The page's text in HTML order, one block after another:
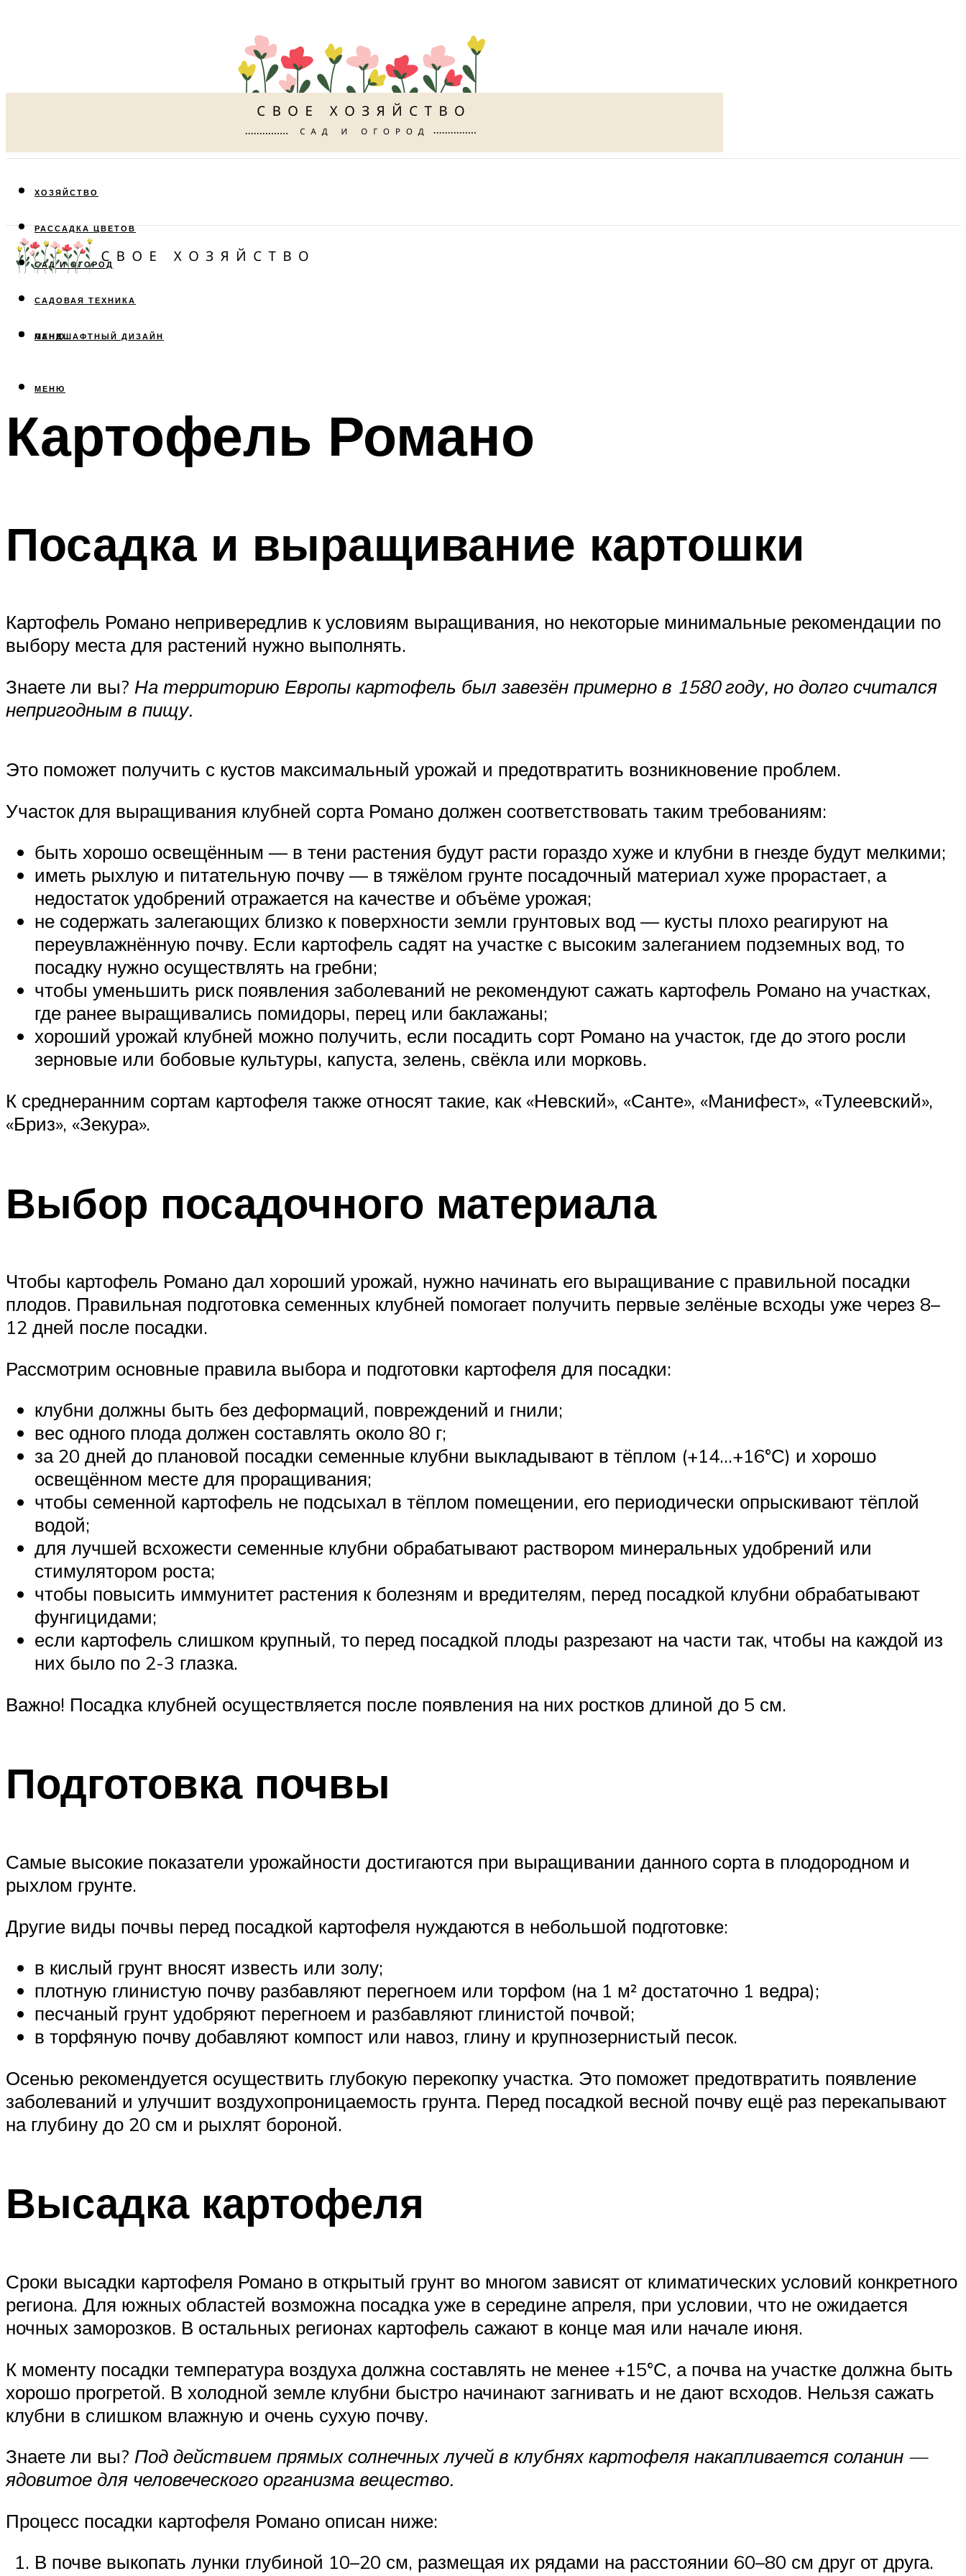
ХОЗЯЙСТВО
РАССАДКА ЦВЕТОВ
САД И ОГОРОД
САДОВАЯ ТЕХНИКА
ЛАНДШАФТНЫЙ ДИЗАЙН
МЕНЮ
МЕНЮ
Картофель Романо
Посадка и выращивание картошки
Картофель Романо непривередлив к условиям выращивания, но некоторые минимальные рекомендации по
выбору места для растений нужно выполнять.
Знаете ли вы? На территорию Европы картофель был завезён примерно в 1580 году, но долго считался
непригодным в пищу.
Это поможет получить с кустов максимальный урожай и предотвратить возникновение проблем.
Участок для выращивания клубней сорта Романо должен соответствовать таким требованиям:
быть хорошо освещённым — в тени растения будут расти гораздо хуже и клубни в гнезде будут мелкими;
иметь рыхлую и питательную почву — в тяжёлом грунте посадочный материал хуже прорастает, а
недостаток удобрений отражается на качестве и объёме урожая;
не содержать залегающих близко к поверхности земли грунтовых вод — кусты плохо реагируют на
переувлажнённую почву. Если картофель садят на участке с высоким залеганием подземных вод, то
посадку нужно осуществлять на гребни;
чтобы уменьшить риск появления заболеваний не рекомендуют сажать картофель Романо на участках,
где ранее выращивались помидоры, перец или баклажаны;
хороший урожай клубней можно получить, если посадить сорт Романо на участок, где до этого росли
зерновые или бобовые культуры, капуста, зелень, свёкла или морковь.
К среднеранним сортам картофеля также относят такие, как «Невский», «Санте», «Манифест», «Тулеевский»,
«Бриз», «Зекура».
Выбор посадочного материала
Чтобы картофель Романо дал хороший урожай, нужно начинать его выращивание с правильной посадки
плодов. Правильная подготовка семенных клубней помогает получить первые зелёные всходы уже через 8–
12 дней после посадки.
Рассмотрим основные правила выбора и подготовки картофеля для посадки:
клубни должны быть без деформаций, повреждений и гнили;
вес одного плода должен составлять около 80 г;
за 20 дней до плановой посадки семенные клубни выкладывают в тёплом (+14…+16°С) и хорошо
освещённом месте для проращивания;
чтобы семенной картофель не подсыхал в тёплом помещении, его периодически опрыскивают тёплой
водой;
для лучшей всхожести семенные клубни обрабатывают раствором минеральных удобрений или
стимулятором роста;
чтобы повысить иммунитет растения к болезням и вредителям, перед посадкой клубни обрабатывают
фунгицидами;
если картофель слишком крупный, то перед посадкой плоды разрезают на части так, чтобы на каждой из
них было по 2-3 глазка.
Важно! Посадка клубней осуществляется после появления на них ростков длиной до 5 см.
Подготовка почвы
Самые высокие показатели урожайности достигаются при выращивании данного сорта в плодородном и
рыхлом грунте.
Другие виды почвы перед посадкой картофеля нуждаются в небольшой подготовке:
в кислый грунт вносят известь или золу;
плотную глинистую почву разбавляют перегноем или торфом (на 1 м² достаточно 1 ведра);
песчаный грунт удобряют перегноем и разбавляют глинистой почвой;
в торфяную почву добавляют компост или навоз, глину и крупнозернистый песок.
Осенью рекомендуется осуществить глубокую перекопку участка. Это поможет предотвратить появление
заболеваний и улучшит воздухопроницаемость грунта. Перед посадкой весной почву ещё раз перекапывают
на глубину до 20 см и рыхлят бороной.
Высадка картофеля
Сроки высадки картофеля Романо в открытый грунт во многом зависят от климатических условий конкретного
региона. Для южных областей возможна посадка уже в середине апреля, при условии, что не ожидается
ночных заморозков. В остальных регионах картофель сажают в конце мая или начале июня.
К моменту посадки температура воздуха должна составлять не менее +15°С, а почва на участке должна быть
хорошо прогретой. В холодной земле клубни быстро начинают загнивать и не дают всходов. Нельзя сажать
клубни в слишком влажную и очень сухую почву.
Знаете ли вы? Под действием прямых солнечных лучей в клубнях картофеля накапливается соланин —
ядовитое для человеческого организма вещество.
Процесс посадки картофеля Романо описан ниже:
В почве выкопать лунки глубиной 10–20 см, размещая их рядами на расстоянии 60–80 см друг от друга.